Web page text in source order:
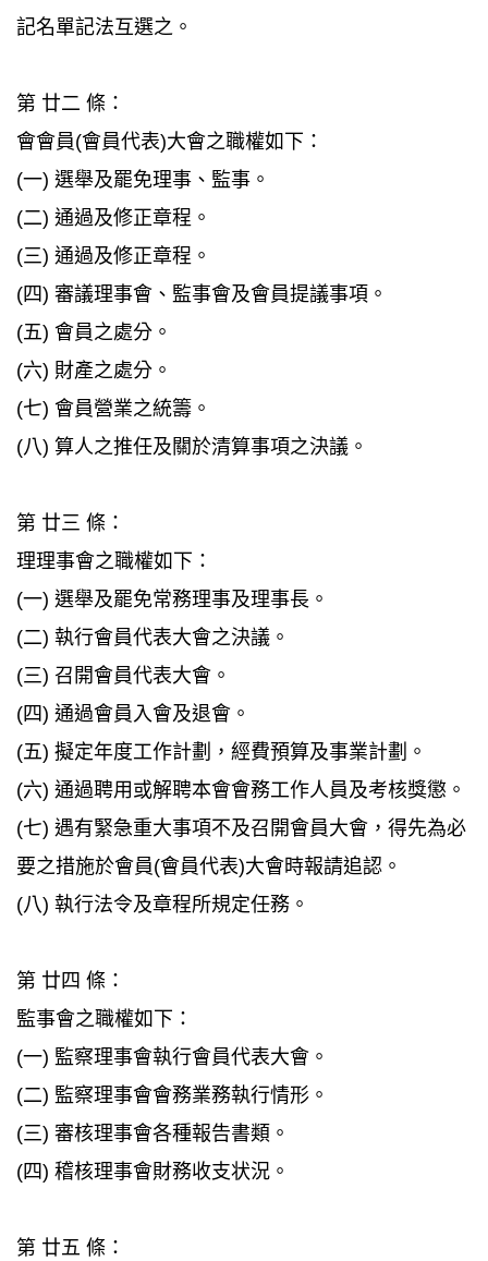
記名單記法互選之。
第 廿二 條：
會會員(會員代表)大會之職權如下：
(一) 選舉及罷免理事、監事。
(二) 通過及修正章程。
(三) 通過及修正章程。
(四) 審議理事會、監事會及會員提議事項。
(五) 會員之處分。
(六) 財產之處分。
(七) 會員營業之統籌。
(八) 算人之推任及關於清算事項之決議。
第 廿三 條：
理理事會之職權如下：
(一) 選舉及罷免常務理事及理事長。
(二) 執行會員代表大會之決議。
(三) 召開會員代表大會。
(四) 通過會員入會及退會。
(五) 擬定年度工作計劃，經費預算及事業計劃。
(六) 通過聘用或解聘本會會務工作人員及考核獎懲。
(七) 遇有緊急重大事項不及召開會員大會，得先為必
要之措施於會員(會員代表)大會時報請追認。
(八) 執行法令及章程所規定任務。
第 廿四 條：
監事會之職權如下：
(一) 監察理事會執行會員代表大會。
(二) 監察理事會會務業務執行情形。
(三) 審核理事會各種報告書類。
(四) 稽核理事會財務收支状況。
第 廿五 條：